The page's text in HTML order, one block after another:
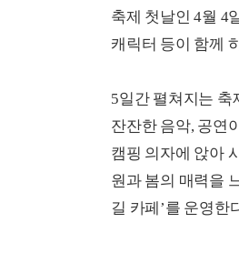
축제 첫날인 4월 4
캐릭터 등이 함께
5일간 펼쳐지는
잔잔한 음악, 공연
캠핑 의자에 앉아
원과 봄의 매력을
길 카페’를 운영한